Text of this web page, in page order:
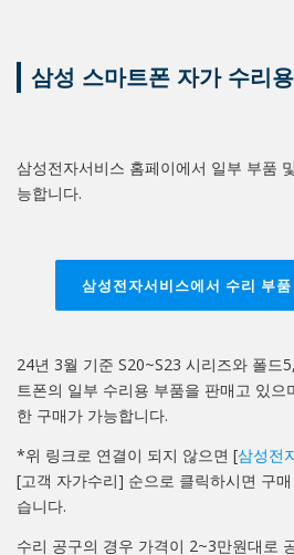
삼성 스마트폰 자가 수리
삼성전자서비스 홈페이에서 일부 부품
능합니다.
삼성전자서비스에서 수리 부
24년 3월 기준 S20~S23 시리즈와 폴드
트폰의 일부 수리용 부품을 판매고 있
한 구매가 가능합니다.
*위 링크로 연결이 되지 않으면 [삼성전
[고객 자가수리] 순으로 클릭하시면 구
습니다.
수리 공구의 경우 가격이 2~3만원대로